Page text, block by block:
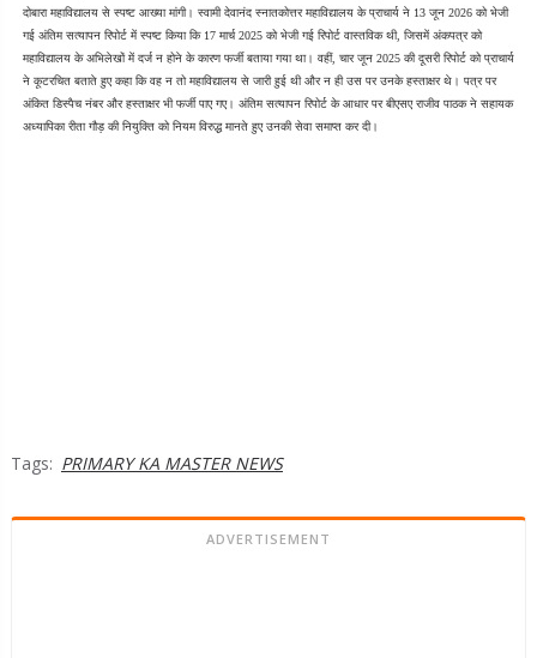
दोबारा महाविद्यालय से स्पष्ट आख्या मांगी। स्वामी देवानंद स्नातकोत्तर महाविद्यालय के प्राचार्य ने 13 जून 2026 को भेजी
गई अंतिम सत्यापन रिपोर्ट में स्पष्ट किया कि 17 मार्च 2025 को भेजी गई रिपोर्ट वास्तविक थी, जिसमें अंकपत्र को
महाविद्यालय के अभिलेखों में दर्ज न होने के कारण फर्जी बताया गया था। वहीं, चार जून 2025 की दूसरी रिपोर्ट को प्राचार्य
ने कूटरचित बताते हुए कहा कि वह न तो महाविद्यालय से जारी हुई थी और न ही उस पर उनके हस्ताक्षर थे। पत्र पर
अंकित डिस्पैच नंबर और हस्ताक्षर भी फर्जी पाए गए। अंतिम सत्यापन रिपोर्ट के आधार पर बीएसए राजीव पाठक ने सहायक
अध्यापिका रीता गौड़ की नियुक्ति को नियम विरुद्ध मानते हुए उनकी सेवा समाप्त कर दी।
Tags: PRIMARY KA MASTER NEWS
ADVERTISEMENT